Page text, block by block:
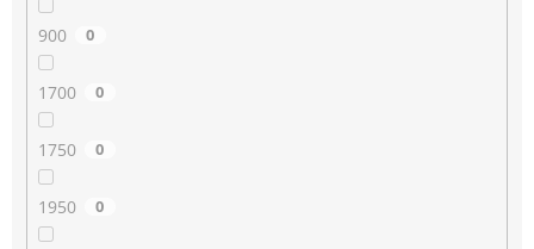
900 0
1700 0
1750 0
1950 0